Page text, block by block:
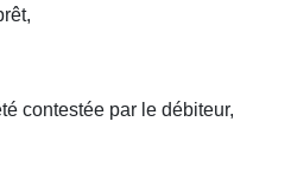
contestée par le débiteur,